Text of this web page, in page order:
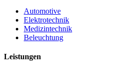
Automotive
Elektrotechnik
Medizintechnik
Beleuchtung
Leistungen